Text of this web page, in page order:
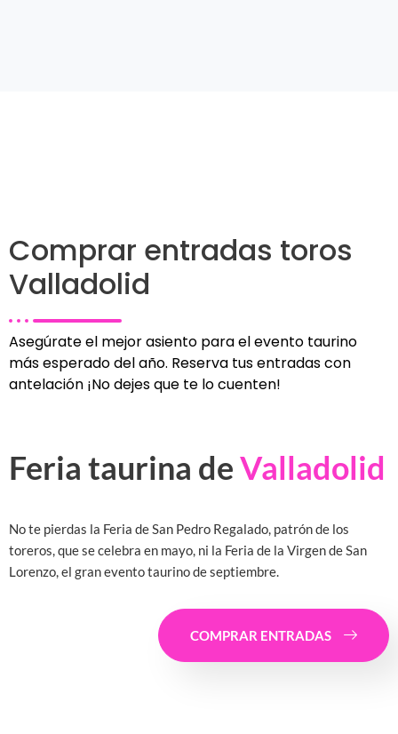
Comprar entradas toros
Valladolid
Asegúrate el mejor asiento para el evento taurino
más esperado del año. Reserva tus entradas con
antelación ¡No dejes que te lo cuenten!
Feria taurina deValladolid
No te pierdas la Feria de San Pedro Regalado, patrón de los
toreros, que se celebra en mayo, ni la Feria de la Virgen de San
Lorenzo, el gran evento taurino de septiembre.
COMPRAR ENTRADAS